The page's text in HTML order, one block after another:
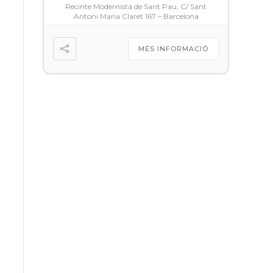
Recinte Modernista de Sant Pau, C/ Sant
Antoni Maria Claret 167 – Barcelona
MÉS INFORMACIÓ